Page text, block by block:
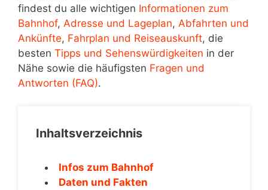
findest du alle wichtigen Informationen zum
Bahnhof, Adresse und Lageplan, Abfahrten und
Ankünfte, Fahrplan und Reiseauskunft, die
besten Tipps und Sehenswürdigkeiten in der
Nähe sowie die häufigsten Fragen und
Antworten (FAQ).
Inhaltsverzeichnis
Infos zum Bahnhof
Daten und Fakten